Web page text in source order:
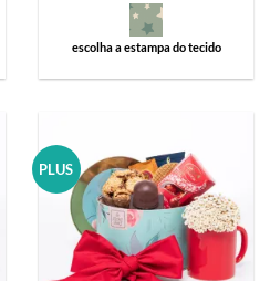
escolha a estampa do tecido
PLUS